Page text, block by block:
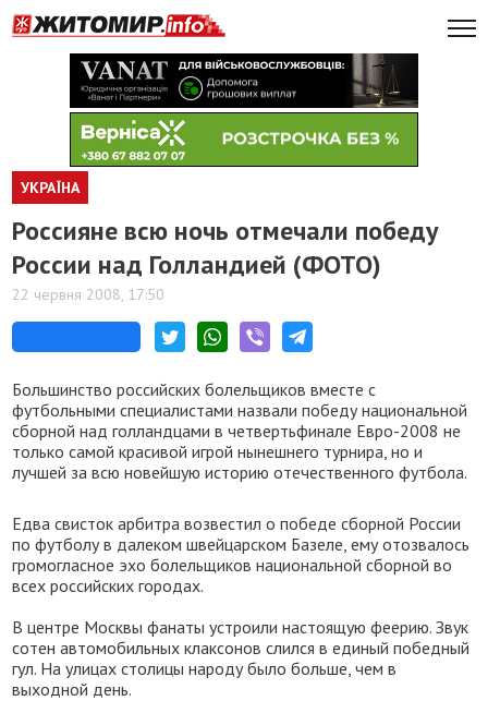
УКРАЇНА
Россияне всю ночь отмечали победу
России над Голландией (ФОТО)
22 червня 2008, 17:50
Большинство российских болельщиков вместе с
футбольными специалистами назвали победу национальной
сборной над голландцами в четвертьфинале Евро-2008 не
только самой красивой игрой нынешнего турнира, но и
лучшей за всю новейшую историю отечественного футбола.
Едва свисток арбитра возвестил о победе сборной России
по футболу в далеком швейцарском Базеле, ему отозвалось
громогласное эхо болельщиков национальной сборной во
всех российских городах.
В центре Москвы фанаты устроили настоящую феерию. Звук
сотен автомобильных клаксонов слился в единый победный
гул. На улицах столицы народу было больше, чем в
выходной день.